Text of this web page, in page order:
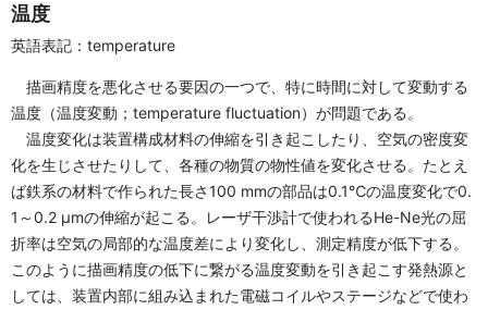
温度
英語表記：temperature
描画精度を悪化させる要因の一つで、特に時間に対して変動する
温度（温度変動；temperature fluctuation）が問題である。
温度変化は装置構成材料の伸縮を引き起こしたり、空気の密度変
化を生じさせたりして、各種の物質の物性値を変化させる。たとえ
ば鉄系の材料で作られた長さ100 mmの部品は0.1℃の温度変化で0.
1～0.2 μmの伸縮が起こる。レーザ干渉計で使われるHe-Ne光の屈
折率は空気の局部的な温度差により変化し、測定精度が低下する。
このように描画精度の低下に繋がる温度変動を引き起こす発熱源と
しては、装置内部に組み込まれた電磁コイルやステージなどで使わ